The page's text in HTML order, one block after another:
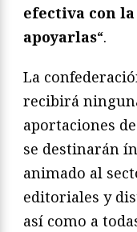
efectiva con
apoyarlas“.
La
recibirá
aportaciones
se destinarán
animado al
editoriales y
así como a